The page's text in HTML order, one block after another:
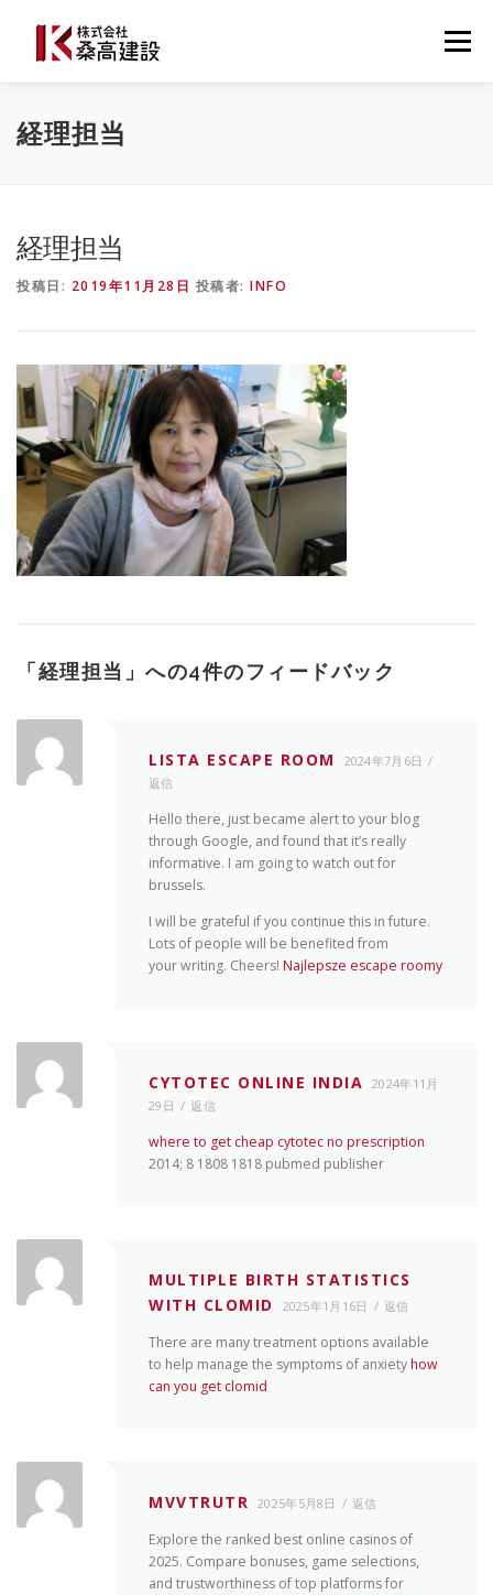
メニュー
桑高建設について
0537-22-3777
経理担当
経理担当
投稿日: 2019年11月28日 投稿者: INFO
「 経理担当 」への4件のフィードバック
LISTA ESCAPE ROOM
2024年7月6日
返信
Hello there, just became alert to your blog
through Google, and found that it’s really
informative. I am going to watch out for
brussels.
I will be grateful if you continue this in future.
Lots of people will be benefited from
your writing. Cheers! Najlepsze escape roomy
CYTOTEC ONLINE INDIA 2024年11月
29日
返信
where to get cheap cytotec no prescription
2014; 8 1808 1818 pubmed publisher
MULTIPLE BIRTH STATISTICS
WITH CLOMID
2025年1月16日 返信
There are many treatment options available
to help manage the symptoms of anxietyhow
can you get clomid
MVVTRUTR 2025年5月8日 返信
Explore the ranked best online casinos of
2025. Compare bonuses, game selections,
and trustworthiness of top platforms for